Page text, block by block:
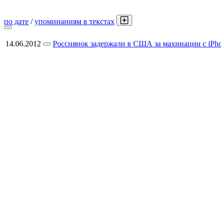
по дате /упоминаниям в текстах
14.06.2012 Россиянок задержали в США за махинации с